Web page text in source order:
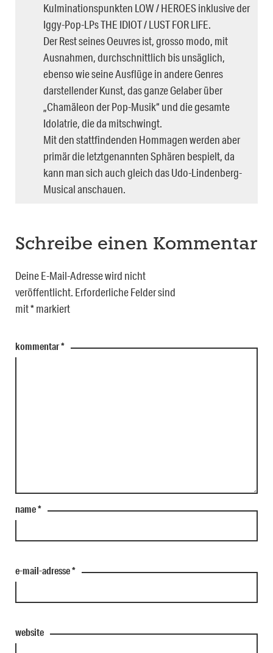
Kulminationspunkten LOW / HEROES inklusive der
Iggy-Pop-LPs THE IDIOT / LUST FOR LIFE.
Der Rest seines Oeuvres ist, grosso modo, mit
Ausnahmen, durchschnittlich bis unsäglich,
ebenso wie seine Ausflüge in andere Genres
darstellender Kunst, das ganze Gelaber über
„Chamäleon der Pop-Musik“ und die gesamte
Idolatrie, die da mitschwingt.
Mit den stattfindenden Hommagen werden aber
primär die letztgenannten Sphären bespielt, da
kann man sich auch gleich das Udo-Lindenberg-
Musical anschauen.
Schreibe einen Kommentar
Deine E-Mail-Adresse wird nicht
veröffentlicht. Erforderliche Felder sind
mit*markiert
kommentar*
name*
e-mail-adresse*
website